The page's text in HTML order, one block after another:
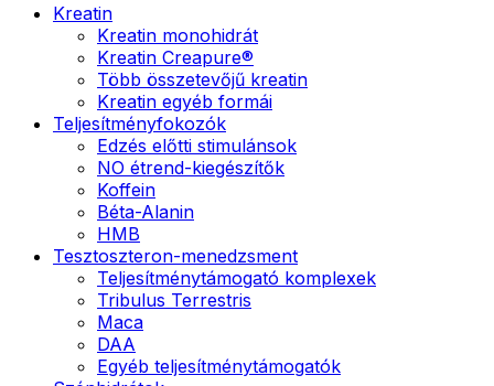
Kreatin
Kreatin monohidrát
Kreatin Creapure®
Több összetevőjű kreatin
Kreatin egyéb formái
Teljesítményfokozók
Edzés előtti stimulánsok
NO étrend-kiegészítők
Koffein
Béta-Alanin
HMB
Tesztoszteron-menedzsment
Teljesítménytámogató komplexek
Tribulus Terrestris
Maca
DAA
Egyéb teljesítménytámogatók